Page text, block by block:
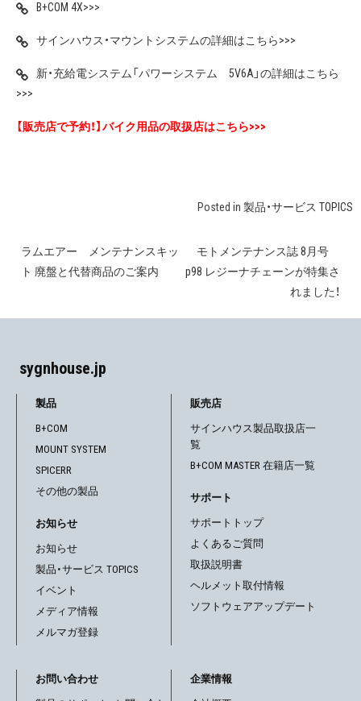
B+COM 4X>>>
サインハウス・マウントシステムの詳細はこちら>>>
新・充給電システム「パワーシステム 5V6A」の詳細はこちら
>>>
【販売店で予約！】バイク用品の取扱店はこちら>>>
Posted in 製品・サービス TOPICS
投
ナ
シ
ョ
ン
ラムエアー メンテナンスキッ
ト 廃盤と代替商品のご案内
モトメンテナンス誌 8月号
p98 レジーナチェーンが特集さ
れました！
sygnhouse.jp
製品
B+COM
MOUNT SYSTEM
SPICERR
その他の製品
お知らせ
お知らせ
製品・サービス TOPICS
イベント
メディア情報
メルマガ登録
販売店
サインハウス製品取扱店一
覧
B+COM MASTER 在籍店一覧
サポート
サポートトップ
よくあるご質問
取扱説明書
ヘルメット取付情報
ソフトウェアアップデート
お問い合わせ 企業情報